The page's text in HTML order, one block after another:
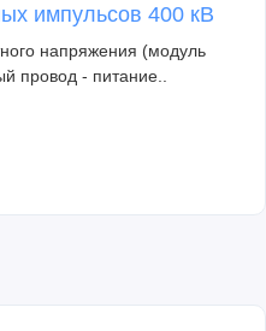
импульсов 400 кВ
напряжения (модуль
провод - питание..